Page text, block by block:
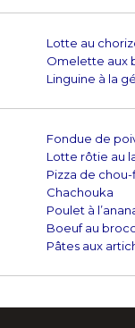
Lotte au
Omelette aux
Linguine à la
Fondue de
Lotte rôtie au
Pizza de
Chachouka
Poulet à
Boeuf au
Pâtes aux